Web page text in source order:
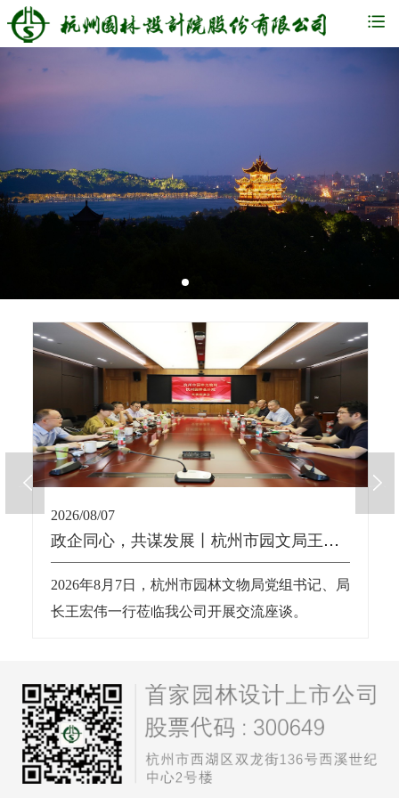
2026/08/07
政企同心，共谋发展丨杭州市园文局王宏伟局长一行莅临我公司交流座谈
2026年8月7日，杭州市园林文物局党组书记、局
长王宏伟一行莅临我公司开展交流座谈。